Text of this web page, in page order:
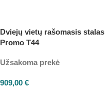
Dviejų vietų rašomasis stalas
Promo T44
Užsakoma prekė
909,00 €